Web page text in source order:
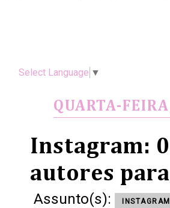
Select Language ▼
QUARTA-
Instagram:
autores
Assunto(s): INSTAGRAM